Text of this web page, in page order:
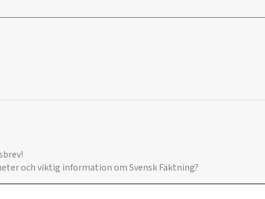
och viktig information om Svensk Fäktning?